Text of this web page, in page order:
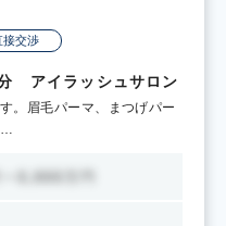
接交渉
アイラッシュサロン
。眉毛パーマ、まつげパー